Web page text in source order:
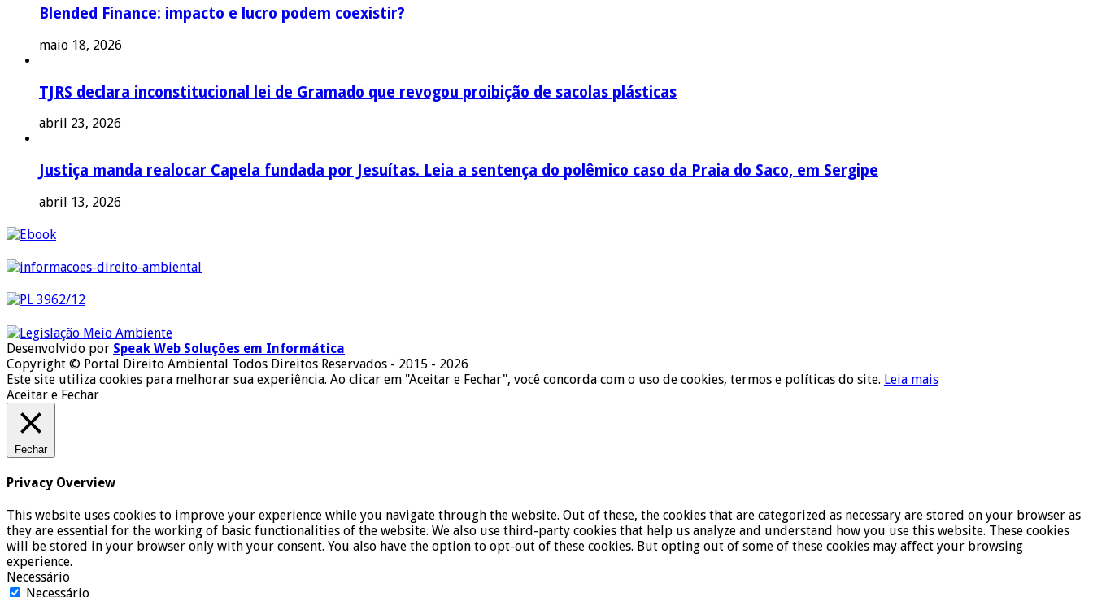
Blended Finance: impacto e lucro podem coexistir?
maio 18, 2026
TJRS declara inconstitucional lei de Gramado que revogou proibição de sacolas plásticas
abril 23, 2026
Justiça manda realocar Capela fundada por Jesuítas. Leia a sentença do polêmico caso da Praia do Saco, em Sergipe
abril 13, 2026
Desenvolvido por Speak Web Soluções em Informática
Copyright © Portal Direito Ambiental Todos Direitos Reservados - 2015 - 2026
Este site utiliza cookies para melhorar sua experiência. Ao clicar em "Aceitar e Fechar", você concorda com o uso de cookies, termos e políticas do site. Leia mais
Aceitar e Fechar
Fechar
Privacy Overview
This website uses cookies to improve your experience while you navigate through the website. Out of these, the cookies that are categorized as necessary are stored on your browser as
they are essential for the working of basic functionalities of the website. We also use third-party cookies that help us analyze and understand how you use this website. These cookies
will be stored in your browser only with your consent. You also have the option to opt-out of these cookies. But opting out of some of these cookies may affect your browsing
experience.
Necessário
Necessário